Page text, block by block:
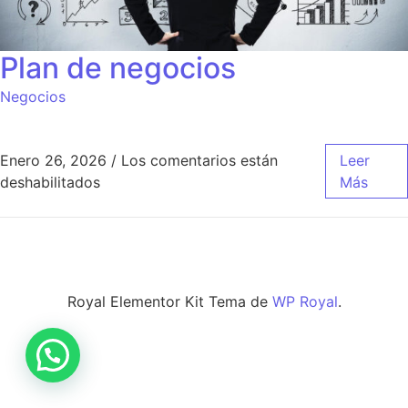
Plan de negocios
Negocios
Enero 26, 2026 / Los comentarios están
deshabilitadosen Plan de negocios
Leer
Más
Royal Elementor Kit Tema de WP Royal.